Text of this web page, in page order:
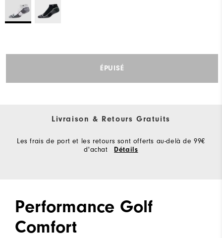
ÉPUISÉ
Livraison & Retours Gratuits
Les frais de port et les retours sont offerts au-delà de 99€
d'achat
Détails
Performance Golf
Comfort